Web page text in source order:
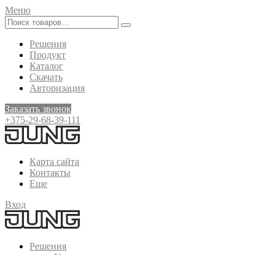
Меню
Решения
Продукт
Каталог
Скачать
Авторизация
Заказать звонок
+375-29-68-39-111
Карта сайта
Контакты
Еще
Вход
Решения